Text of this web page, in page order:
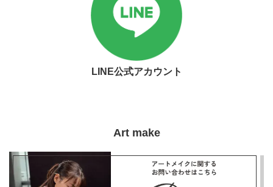
LINE公式アカウント
Art make